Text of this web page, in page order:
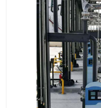
LNG鹤管
平台栈桥
装车鹤管
紧急脱离干式接头